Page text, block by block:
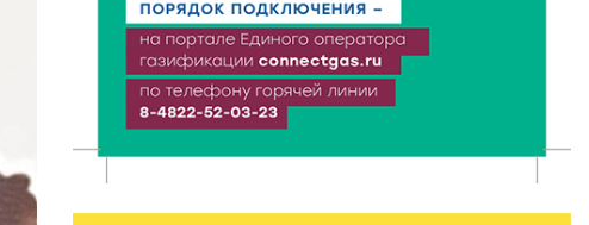
8 Авг 2026 05:02 245
В Тверской области провели Арбузный книжный
день
7 Авг 2026 23:02 315
правила безопасности в автобусах